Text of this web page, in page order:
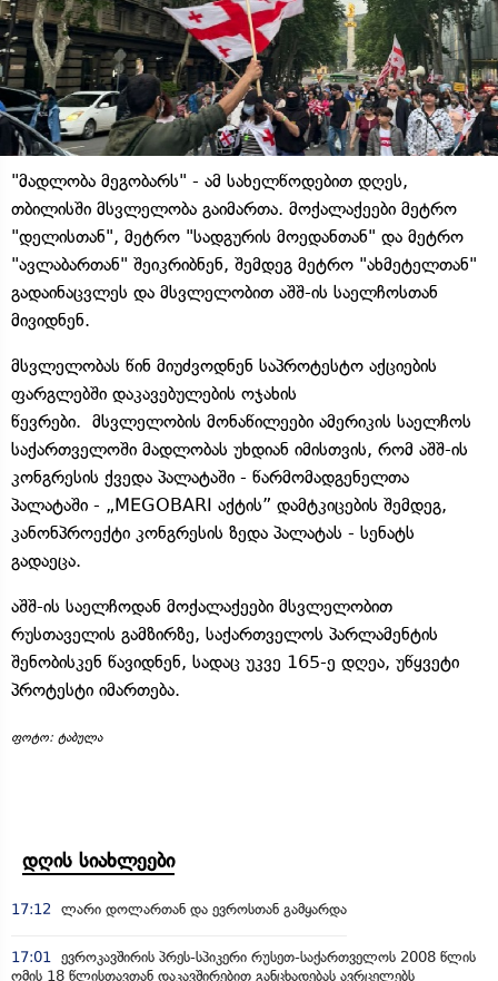
"მადლობა მეგობარს" - ამ სახელწოდებით დღეს,
თბილისში მსვლელობა გაიმართა. მოქალაქეები მეტრო
"დელისთან", მეტრო "სადგურის მოედანთან" და მეტრო
"ავლაბართან" შეიკრიბნენ, შემდეგ მეტრო "ახმეტელთან"
გადაინაცვლეს და მსვლელობით აშშ-ის საელჩოსთან
მივიდნენ.
მსვლელობას წინ მიუძვოდნენ საპროტესტო აქციების
ფარგლებში დაკავებულების ოჯახის
წევრები. მსვლელობის მონაწილეები ამერიკის საელჩოს
საქართველოში მადლობას უხდიან იმისთვის, რომ აშშ-ის
კონგრესის ქვედა პალატაში - წარმომადგენელთა
პალატაში - „MEGOBARI აქტის” დამტკიცების შემდეგ,
კანონპროექტი კონგრესის ზედა პალატას - სენატს
გადაეცა.
აშშ-ის საელჩოდან მოქალაქეები მსვლელობით
რუსთაველის გამზირზე, საქართველოს პარლამენტის
შენობისკენ წავიდნენ, სადაც უკვე 165-ე დღეა, უწყვეტი
პროტესტი იმართება.
ფოტო: ტაბულა
დღის სიახლეები
17:12 ლარი დოლართან და ევროსთან გამყარდა
17:01
ევროკავშირის პრეს-სპიკერი რუსეთ-საქართველოს 2008 წლის
ომის 18 წლისთავთან დაკავშირებით განცხადებას ავრცელებს